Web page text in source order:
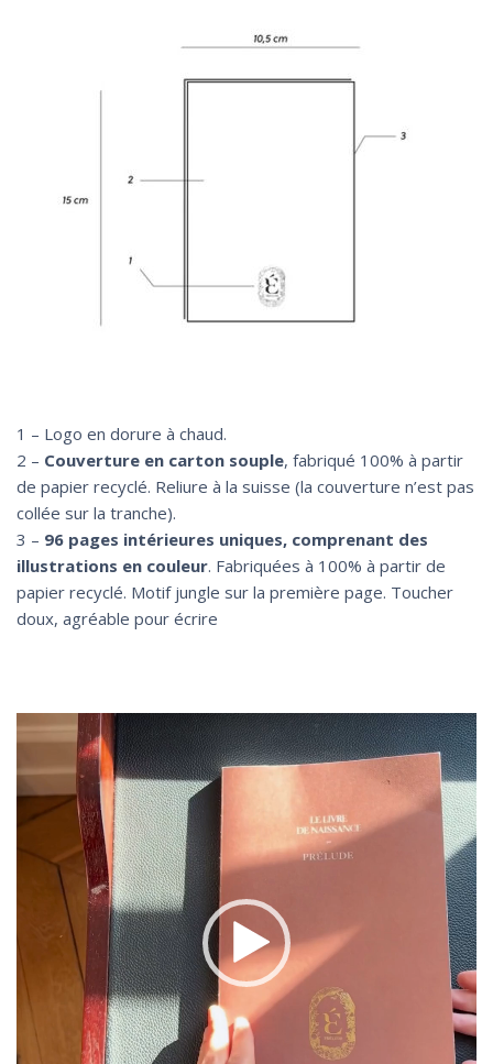
1 – Logo en dorure à chaud.
2 – Couverture en carton souple, fabriqué 100% à partir
de papier recyclé. Reliure à la suisse (la couverture n’est pas
collée sur la tranche).
3 – 96 pages intérieures uniques, comprenant des
illustrations en couleur. Fabriquées à 100% à partir de
papier recyclé. Motif jungle sur la première page. Toucher
doux, agréable pour écrire
Lecteur